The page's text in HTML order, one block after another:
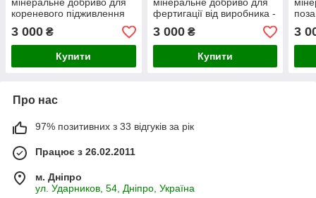
кореневого підживлення
3 000 ₴
Купити
фертигації від виробника -
3 000₴
Купити
3
Про нас
97% позитивних з 33 відгуків за рік
Працює з 26.02.2011
м. Дніпро
ул. Ударников, 54, Дніпро, Україна